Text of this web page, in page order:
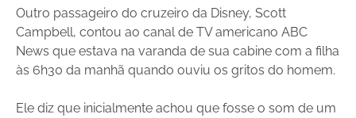
Outro passageiro do cruzeiro da Disney, Scott
Campbell, contou ao canal de TV americano ABC
News que estava na varanda de sua cabine com a filha
às 6h30 da manhã quando ouviu os gritos do homem.
Ele diz que inicialmente achou que fosse o som de um